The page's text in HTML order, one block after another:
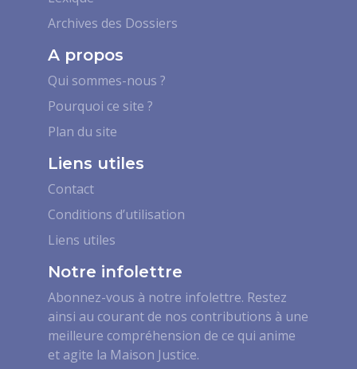
Archives des Dossiers
A propos
Qui sommes-nous ?
Pourquoi ce site ?
Plan du site
Liens utiles
Contact
Conditions d’utilisation
Liens utiles
Notre infolettre
Abonnez-vous à notre infolettre. Restez
ainsi au courant de nos contributions à une
meilleure compréhension de ce qui anime
et agite la Maison Justice.